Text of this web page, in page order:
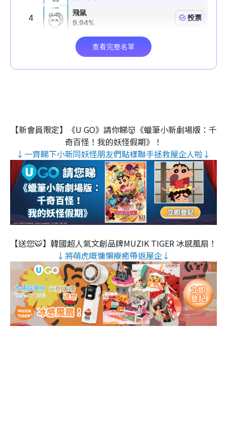
【新會員限定】《U GO》請你睇👹《蠟筆小新劇場版：千
奇百怪！我的妖怪假期》！
↓一齊睇下小新同妖怪朋友們點樣聯手拯救屋企人啦↓
【送您🐯】韓國超人氣文創品牌MUZIK TIGER 冰感風扇！
↓將萌虎嘅慵懶療癒帶返屋企↓